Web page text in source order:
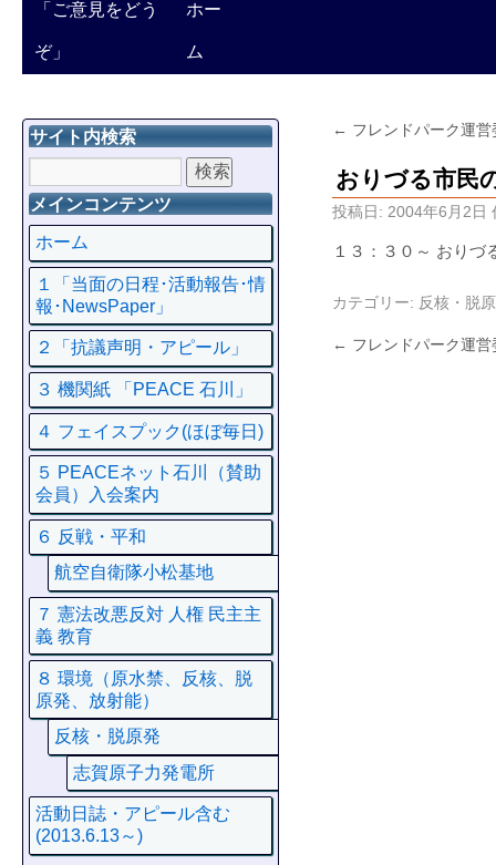
「ご意見をどう
ぞ」
ホー
ム
← フレンドパーク運営
おりづる市民
投稿日: 2004年6月2日
１３：３０～ おりづ
カテゴリー: 反核・脱
← フレンドパーク運営
サイト内検索
メインコンテンツ
ホーム
１「当面の日程･活動報告･情
報･NewsPaper」
２「抗議声明・アピール」
３ 機関紙 「PEACE 石川」
４ フェイスプック(ほぼ毎日)
５ PEACEネット石川（賛助
会員）入会案内
６ 反戦・平和
航空自衛隊小松基地
７ 憲法改悪反対 人権 民主主
義 教育
８ 環境（原水禁、反核、脱
原発、放射能）
反核・脱原発
志賀原子力発電所
活動日誌・アピール含む
(2013.6.13～)